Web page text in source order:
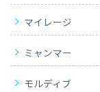
マイレージ
ミャンマー
モルディブ